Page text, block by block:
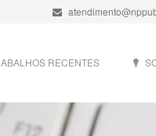
RECENTES